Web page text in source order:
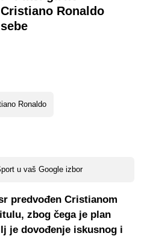
Ronaldo
Ronaldo
u vaš Google izbor
predvođen Cristianom
zbog čega je plan
je dovođenje iskusnog i